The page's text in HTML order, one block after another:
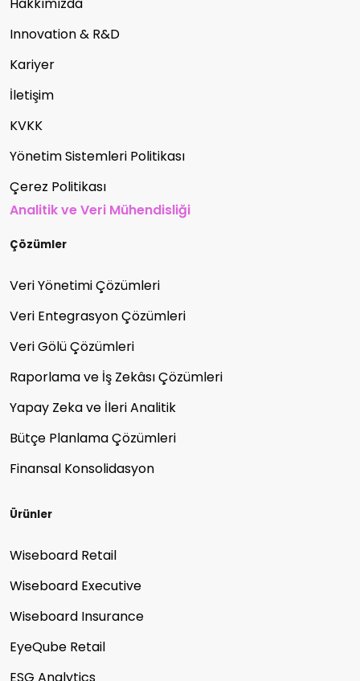
Innovation & R&D
Kariyer
İletişim
KVKK
Yönetim Sistemleri Politikası
Çerez Politikası
Analitik ve Veri Mühendisliği
Çözümler
Veri Yönetimi Çözümleri
Veri Entegrasyon Çözümleri
Veri Gölü Çözümleri
Raporlama ve İş Zekâsı Çözümleri
Yapay Zeka ve İleri Analitik
Bütçe Planlama Çözümleri
Finansal Konsolidasyon
Ürünler
Wiseboard Retail
Wiseboard Executive
Wiseboard Insurance
EyeQube Retail